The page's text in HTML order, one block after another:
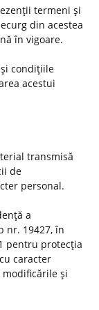
termeni şi
din acestea
în vigoare.
condiţiile
acestui
transmisă
de
personal.
a
nr. 19427, în
pentru protecţia
caracter
şi